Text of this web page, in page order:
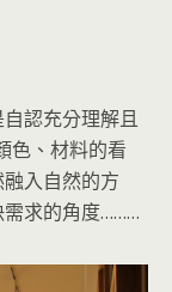
認充分理解且
色、材料的看
入自然的方
需求的角度………